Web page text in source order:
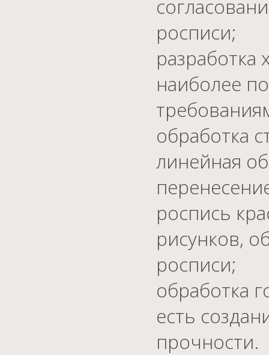
росписи;
разработка
наиболее
обработка
линейная
роспись
рисунков,
росписи;
обработка
есть
прочности.